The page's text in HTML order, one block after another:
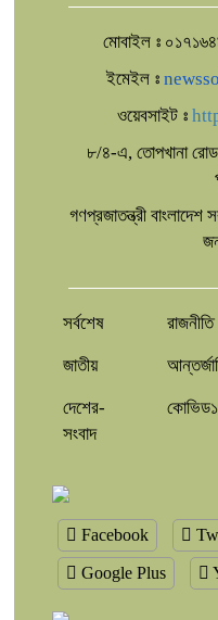
মোবাইল ঃ
ইমেইল ঃ
ওয়েবসাইট ঃ
৮/৪-এ, তোপখানা
গণপ্রজাতন্ত্রী
সর্বশেষ
জাতীয়
দেশের-
সংবাদ
রাজনীতি
Facebook
Google Plus